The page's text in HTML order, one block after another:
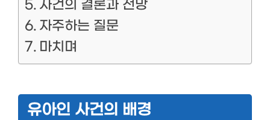
사건의 결론과 전망
자주하는 질문
마치며
유아인 사건의 배경